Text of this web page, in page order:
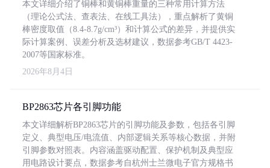
本文详细介绍了铜棒和黄铜棒重量的三种常用计算方法
（理论公式法、查表法、在线工具法），重点解析了黄铜
棒密度取值（8.4-8.7g/cm³）和计算公式的差异，并提供实
际计算案例、误差分析及选材建议，数据参考GB/T 4423-
2007等国家标准。
2026年8月4日
BP2863芯片各引脚功能
本文详细解析BP2863芯片的引脚功能及参数，包括各引脚
定义、典型电压/电流值、内部逻辑关系等核心数据，并附
引脚参数对照表。内容涵盖驱动配置、保护机制及典型应
用电路设计要点，数据参考自杭州士兰微电子官方规格书